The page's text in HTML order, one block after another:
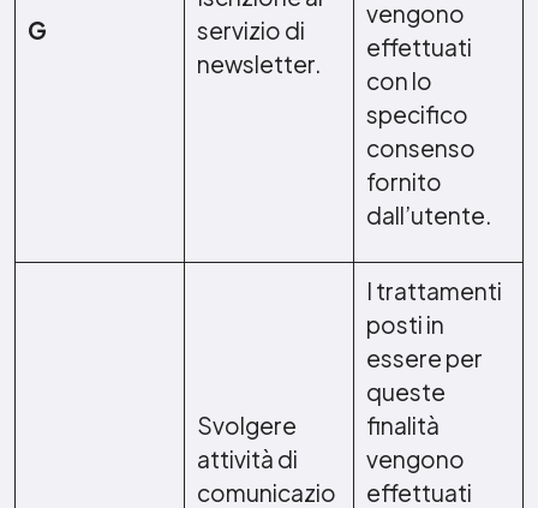
G
servizio di
newsletter.
vengono
effettuati
con lo
specifico
consenso
fornito
dall’utente.
Svolgere
attività di
comunicazio
I trattamenti
posti in
essere per
queste
finalità
vengono
effettuati